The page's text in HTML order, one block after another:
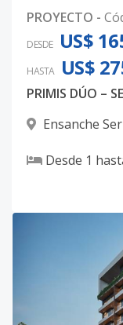
PROYECTO -
DESDE US$
HASTA US$
Ensanche
Desde 1